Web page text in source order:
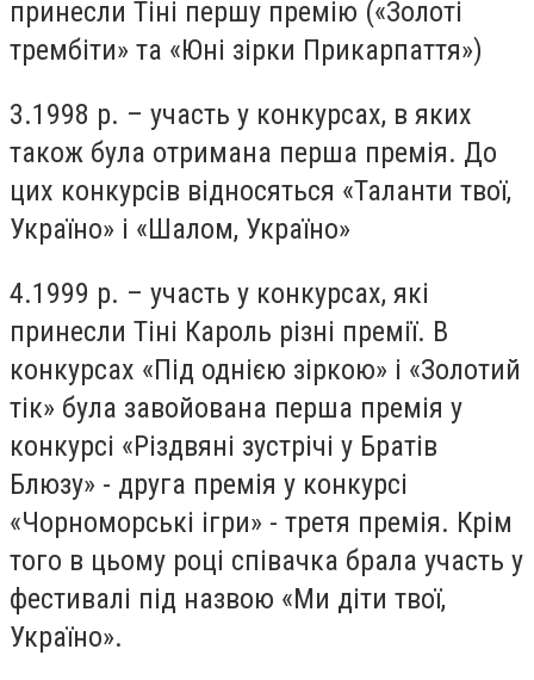
принесли Тіні першу премію («Золоті
трембіти» та «Юні зірки Прикарпаття»)
3.1998 р. – участь у конкурсах, в яких
також була отримана перша премія. До
цих конкурсів відносяться «Таланти твої,
Україно» і «Шалом, Україно»
4.1999 р. – участь у конкурсах, які
принесли Тіні Кароль різні премії. В
конкурсах «Під однією зіркою» і «Золотий
тік» була завойована перша премія у
конкурсі «Різдвяні зустрічі у Братів
Блюзу» - друга премія у конкурсі
«Чорноморські ігри» - третя премія. Крім
того в цьому році співачка брала участь у
фестивалі під назвою «Ми діти твої,
Україно».